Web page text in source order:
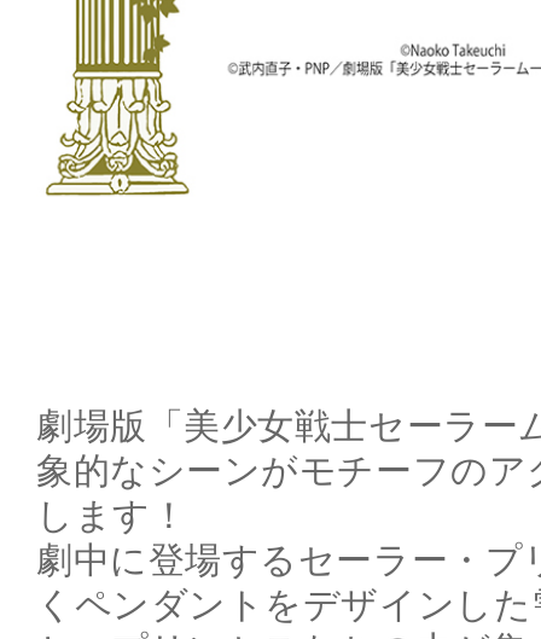
劇場版「美少女戦士セーラー
象的なシーンがモチーフの
します！
劇中に登場するセーラー・プ
くペンダントをデザインし